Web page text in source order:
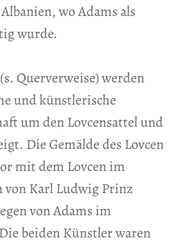
wo Adams als
wurde.
Querverweise) werden
und künstlerische
um den Lovcensattel und
Die Gemälde des Lovcen
mit dem Lovcen im
Karl Ludwig Prinz
von Adams im
beiden Künstler waren